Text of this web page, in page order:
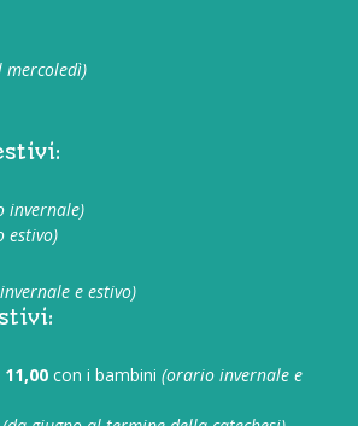
mercoledì)
invernale)
estivo)
e estivo)
con i bambini (orario invernale e